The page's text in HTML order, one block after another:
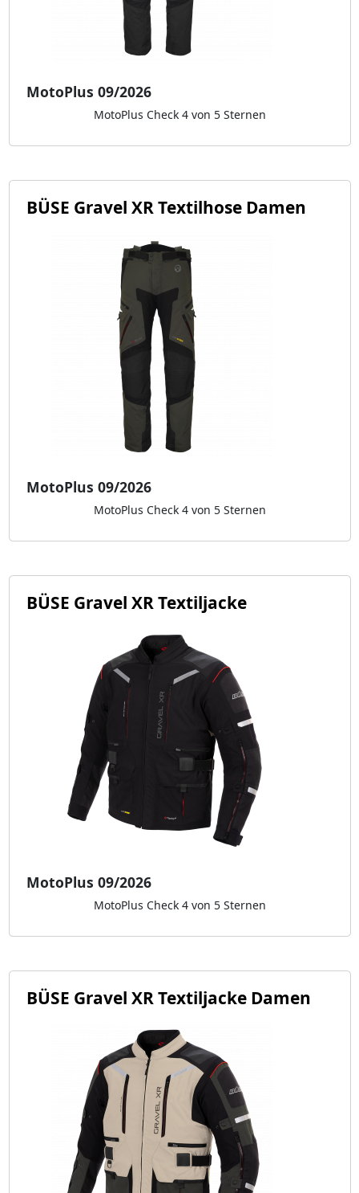
MotoPlus 09/2026
MotoPlus Check 4 von 5 Sternen
BÜSE Gravel XR Textilhose Damen
MotoPlus 09/2026
MotoPlus Check 4 von 5 Sternen
BÜSE Gravel XR Textiljacke
MotoPlus 09/2026
MotoPlus Check 4 von 5 Sternen
BÜSE Gravel XR Textiljacke Damen